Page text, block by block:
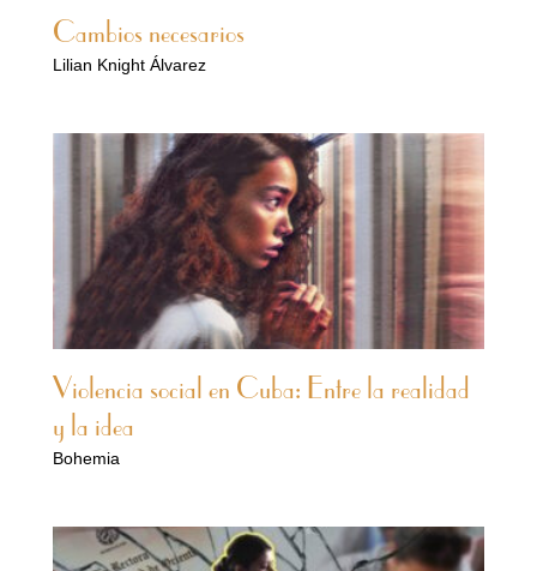
Cambios necesarios
Lilian Knight Álvarez
Violencia social en Cuba: Entre la realidad
y la idea
Bohemia